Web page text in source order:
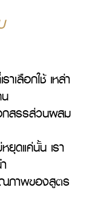
เลือกใช้ เหล่า
กสรรส่วนผสม
หยุดแค่นั้น เรา
ณภาพของสูตร